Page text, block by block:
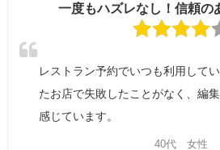
一度もハズレなし！信頼の
レストラン予約でいつも利用して
たお店で失敗したことがなく、編
感じています。
40代 女性